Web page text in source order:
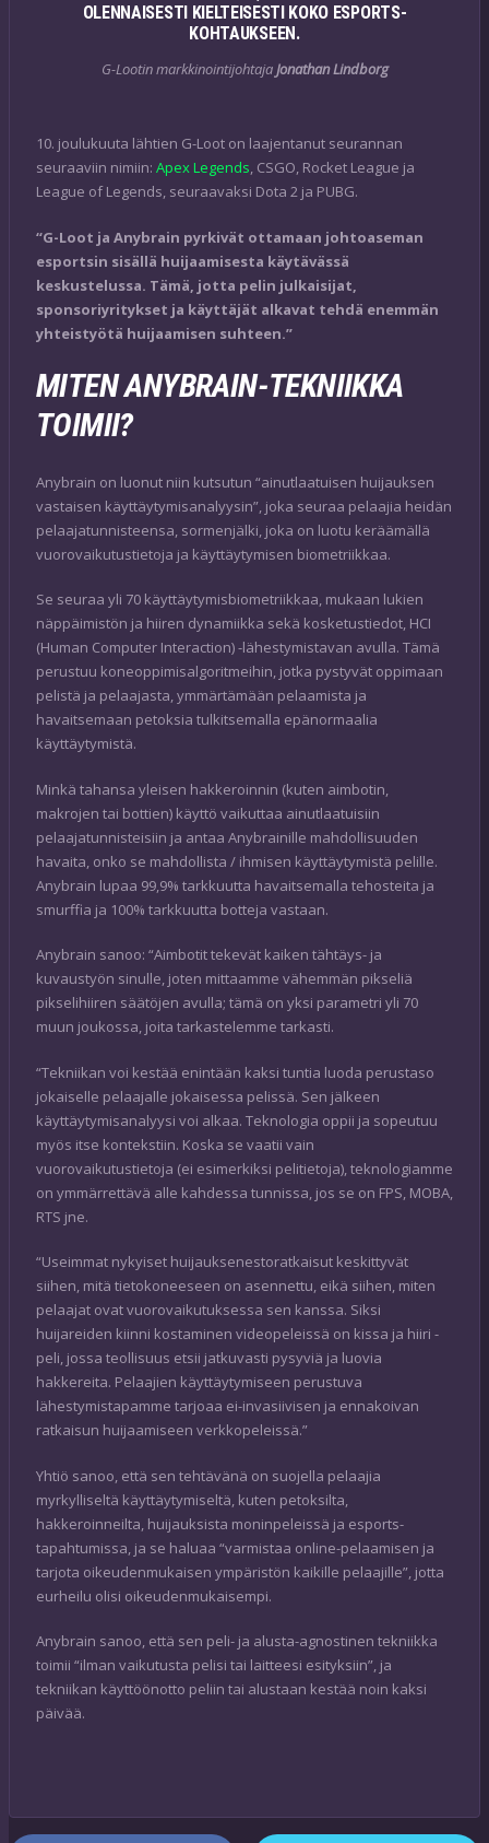
OLENNAISESTI KIELTEISESTI KOKO ESPORTS-
KOHTAUKSEEN.
G-Lootin markkinointijohtajaJonathan Lindborg
10. joulukuuta lähtien G-Loot on laajentanut seurannan
seuraaviin nimiin: Apex Legends, CSGO, Rocket League ja
League of Legends, seuraavaksi Dota 2 ja PUBG.
“G-Loot ja Anybrain pyrkivät ottamaan johtoaseman
esportsin sisällä huijaamisesta käytävässä
keskustelussa. Tämä, jotta pelin julkaisijat,
sponsoriyritykset ja käyttäjät alkavat tehdä enemmän
yhteistyötä huijaamisen suhteen.”
MITEN ANYBRAIN-TEKNIIKKA
TOIMII?
Anybrain on luonut niin kutsutun “ainutlaatuisen huijauksen
vastaisen käyttäytymisanalyysin”, joka seuraa pelaajia heidän
pelaajatunnisteensa, sormenjälki, joka on luotu keräämällä
vuorovaikutustietoja ja käyttäytymisen biometriikkaa.
Se seuraa yli 70 käyttäytymisbiometriikkaa, mukaan lukien
näppäimistön ja hiiren dynamiikka sekä kosketustiedot, HCI
(Human Computer Interaction) -lähestymistavan avulla. Tämä
perustuu koneoppimisalgoritmeihin, jotka pystyvät oppimaan
pelistä ja pelaajasta, ymmärtämään pelaamista ja
havaitsemaan petoksia tulkitsemalla epänormaalia
käyttäytymistä.
Minkä tahansa yleisen hakkeroinnin (kuten aimbotin,
makrojen tai bottien) käyttö vaikuttaa ainutlaatuisiin
pelaajatunnisteisiin ja antaa Anybrainille mahdollisuuden
havaita, onko se mahdollista / ihmisen käyttäytymistä pelille.
Anybrain lupaa 99,9% tarkkuutta havaitsemalla tehosteita ja
smurffia ja 100% tarkkuutta botteja vastaan.
Anybrain sanoo: “Aimbotit tekevät kaiken tähtäys- ja
kuvaustyön sinulle, joten mittaamme vähemmän pikseliä
pikselihiiren säätöjen avulla; tämä on yksi parametri yli 70
muun joukossa, joita tarkastelemme tarkasti.
“Tekniikan voi kestää enintään kaksi tuntia luoda perustaso
jokaiselle pelaajalle jokaisessa pelissä. Sen jälkeen
käyttäytymisanalyysi voi alkaa. Teknologia oppii ja sopeutuu
myös itse kontekstiin. Koska se vaatii vain
vuorovaikutustietoja (ei esimerkiksi pelitietoja), teknologiamme
on ymmärrettävä alle kahdessa tunnissa, jos se on FPS, MOBA,
RTS jne.
“Useimmat nykyiset huijauksenestoratkaisut keskittyvät
siihen, mitä tietokoneeseen on asennettu, eikä siihen, miten
pelaajat ovat vuorovaikutuksessa sen kanssa. Siksi
huijareiden kiinni kostaminen videopeleissä on kissa ja hiiri -
peli, jossa teollisuus etsii jatkuvasti pysyviä ja luovia
hakkereita. Pelaajien käyttäytymiseen perustuva
lähestymistapamme tarjoaa ei-invasiivisen ja ennakoivan
ratkaisun huijaamiseen verkkopeleissä.”
Yhtiö sanoo, että sen tehtävänä on suojella pelaajia
myrkylliseltä käyttäytymiseltä, kuten petoksilta,
hakkeroinneilta, huijauksista moninpeleissä ja esports-
tapahtumissa, ja se haluaa “varmistaa online-pelaamisen ja
tarjota oikeudenmukaisen ympäristön kaikille pelaajille”, jotta
eurheilu olisi oikeudenmukaisempi.
Anybrain sanoo, että sen peli- ja alusta-agnostinen tekniikka
toimii “ilman vaikutusta pelisi tai laitteesi esityksiin”, ja
tekniikan käyttöönotto peliin tai alustaan kestää noin kaksi
päivää.